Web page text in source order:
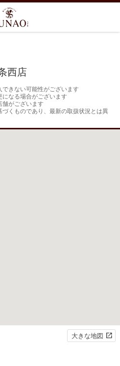
西店
きない可能性がございます
になる場合がございます
舗がございます
くものであり、最新の取扱状況とは異
大きな地図